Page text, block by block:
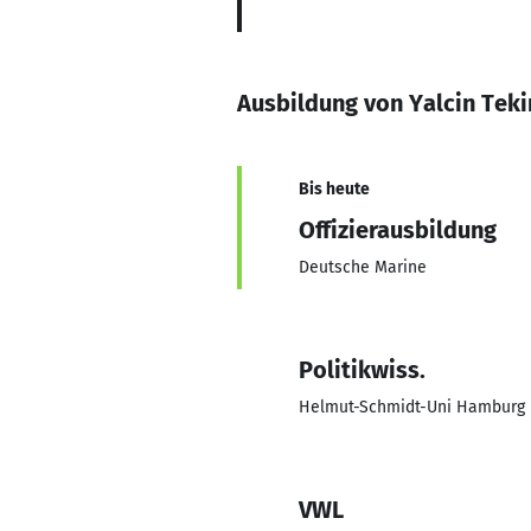
Ausbildung von Yalcin
Bis heute
Offizierausbildung
Deutsche Marine
Politikwiss.
Helmut-Schmidt-Uni Hamburg
VWL